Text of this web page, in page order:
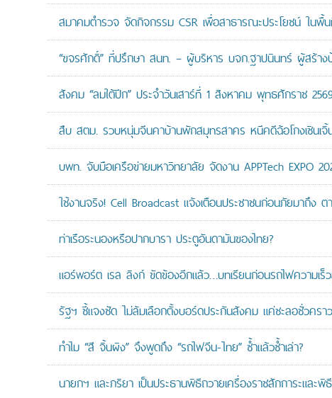
สมาคมตำรวจ จัดกิจกรรม CSR เพื่อสาธารณะประโยชน์ ในพื้น
“ขจรศักดิ์” ที่ปรึกษา สนท. – ผู้บริหาร บจก.ฐาปนินทร์ ผู้สร้า
สังคม “ลมใต้ปีก” ประจำวันเสาร์ที่ 1 สิงหาคม พุทธศักราช
สืบ สตม. รวบหนุ่มจีนคาบ้านพักสมุทรสาคร หนีคดีฉ้อโกงเซินเจิ้
บพท. จับมือเครือข่ายมหาวิทยาลัย จัดงาน APPTech EXPO
ใช้งานจริง! Cell Broadcast แจ้งเตือนประชาชนก่อนภัยมาถึง
ท่าเรือระนองหรือปากบารา ประตูอันดามันของไทย?
แอร์พอร์ต เรล ลิงก์ ขัดข้องอีกแล้ว…บทเรียนก่อนรถไฟความเร็
รัฐฯ ชี้แจงชัด ไม่ล้มเลือกตั้งบอร์ดประกันสังคม แค่ชะลอชั่วคร
ทำไม “สี จิ้นผิง” จึงพูดถึง “รถไฟจีน-ไทย” ซ้ำแล้วซ้ำเล่า?
นายกฯ และภริยา เป็นประธานพิธีถวายเครื่องราชสักการะแล